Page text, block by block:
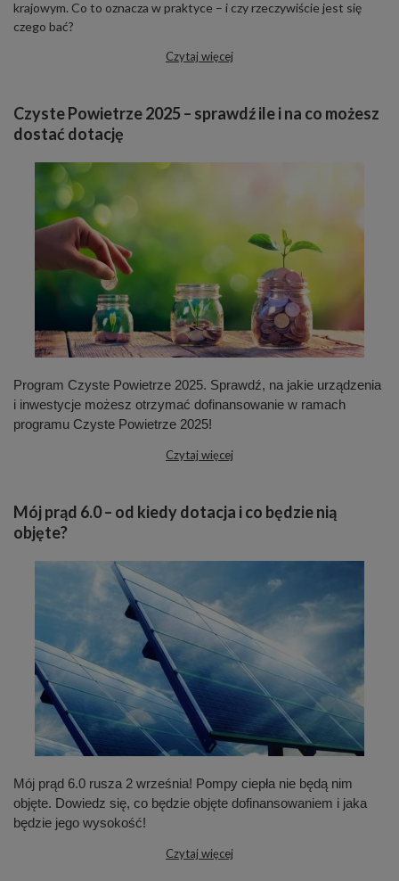
krajowym. Co to oznacza w praktyce – i czy rzeczywiście jest się
czego bać?
Czytaj więcej
Czyste Powietrze 2025 – sprawdź ile i na co możesz
dostać dotację
Program Czyste Powietrze 2025. Sprawdź, na jakie urządzenia
i inwestycje możesz otrzymać dofinansowanie w ramach
programu Czyste Powietrze 2025!
Czytaj więcej
Mój prąd 6.0 – od kiedy dotacja i co będzie nią
objęte?
Mój prąd 6.0 rusza 2 września! Pompy ciepła nie będą nim
objęte. Dowiedz się, co będzie objęte dofinansowaniem i jaka
będzie jego wysokość!
Czytaj więcej